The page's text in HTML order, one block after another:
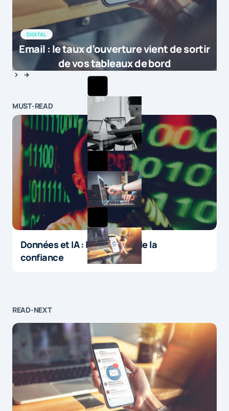
DIGITAL
Email : le taux d’ouverture vient de sortir
de vos tableaux de bord
MUST-READ
Données et IA : le paradoxe de la
confiance
READ-NEXT